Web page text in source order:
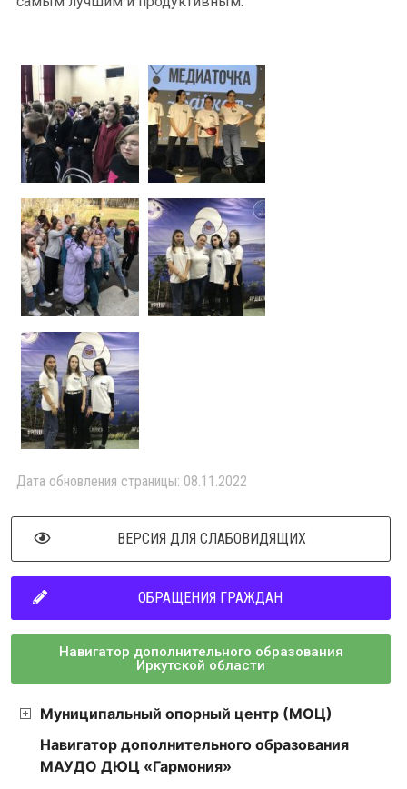
Дата обновления страницы: 08.11.2022
ВЕРСИЯ ДЛЯ СЛАБОВИДЯЩИХ
ОБРАЩЕНИЯ ГРАЖДАН
Навигатор дополнительного образования
Иркутской области
Муниципальный опорный центр (МОЦ)
Навигатор дополнительного образования
МАУДО ДЮЦ «Гармония»